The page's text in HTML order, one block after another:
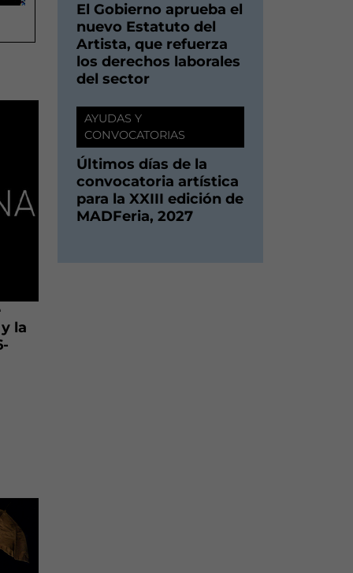
la
El Gobierno aprueba el
nuevo Estatuto del
Artista, que refuerza
los derechos laborales
del sector
AYUDAS Y
CONVOCATORIAS
Últimos días de la
convocatoria artística
para la XXIII edición de
MADFeria, 2027